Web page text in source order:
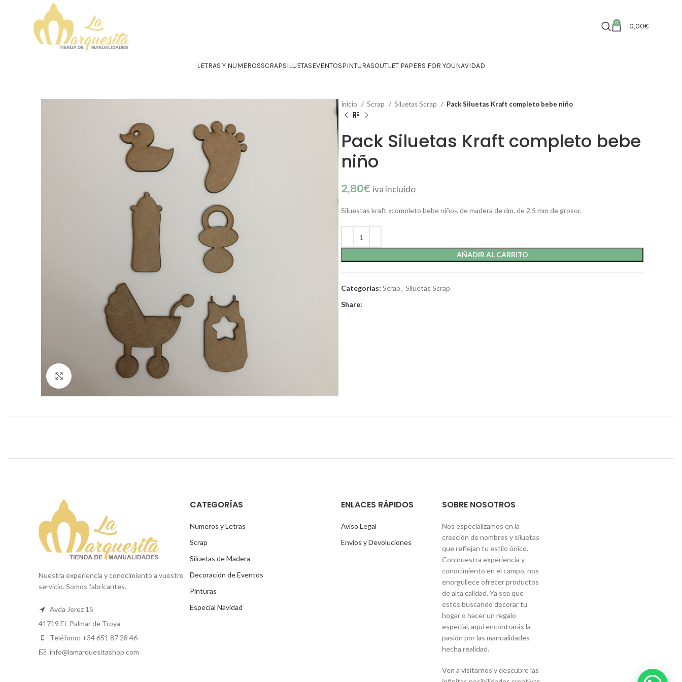
0 0,00€
LETRAS Y NUMEROSSCRAPSILUETASEVENTOSPINTURASOUTLET PAPERS FOR YOUNAVIDAD
Click to enlarge
Inicio Scrap Siluetas Scrap Pack Siluetas Kraft completo bebe niño
Pack Siluetas Kraft completo bebe
niño
2,80€ iva incluido
Siluestas kraft «completo bebe niño», de madera de dm, de 2,5 mm de grosor.
AÑADIR AL CARRITO
Categorías: Scrap, Siluetas Scrap
Share:
Nuestra experiencia y conocimiento a vuestro
servicio. Somos fabricantes.
Avda Jerez 15
41719 EL Palmar de Troya
Teléfono: +34 651 87 28 46
info@lamarquesitashop.com
CATEGORÍAS
Numeros y Letras
Scrap
Siluetas de Madera
Decoración de Eventos
Pinturas
Especial Navidad
ENLACES RÁPIDOS
Aviso Legal
Envíos y Devoluciones
SOBRE NOSOTROS
Nos especializamos en la
creación de nombres y siluetas
que reflejan tu estilo único.
Con nuestra experiencia y
conocimiento en el campo, nos
enorgullece ofrecer productos
de alta calidad. Ya sea que
estés buscando decorar tu
hogar o hacer un regalo
especial, aquí encontrarás la
pasión por las manualidades
hecha realidad.
Ven a visitarnos y descubre las